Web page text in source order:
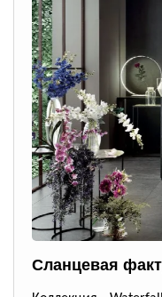
Сланцевая